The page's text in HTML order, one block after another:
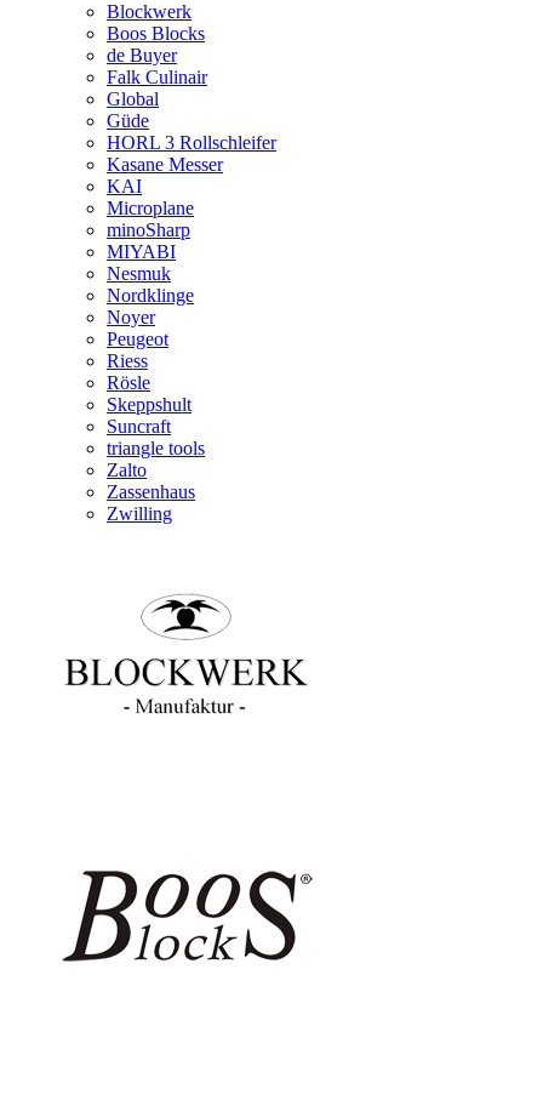
Blockwerk
Boos Blocks
de Buyer
Falk Culinair
Global
Güde
HORL 3 Rollschleifer
Kasane Messer
KAI
Microplane
minoSharp
MIYABI
Nesmuk
Nordklinge
Noyer
Peugeot
Riess
Rösle
Skeppshult
Suncraft
triangle tools
Zalto
Zassenhaus
Zwilling